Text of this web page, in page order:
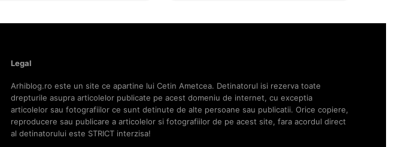
Legal
Arhiblog.ro este un site ce apartine lui Cetin Ametcea. Detinatorul isi rezerva toate
drepturile asupra articolelor publicate pe acest domeniu de internet, cu exceptia
articolelor sau fotografiilor ce sunt detinute de alte persoane sau publicatii. Orice copiere,
reproducere sau publicare a articolelor si fotografiilor de pe acest site, fara acordul direct
al detinatorului este STRICT interzisa!